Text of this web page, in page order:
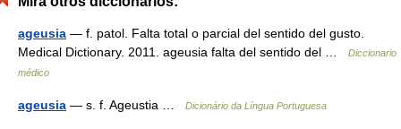
ageusia — f. patol. Falta total o parcial del sentido del gusto.
Medical Dictionary. 2011. ageusia falta del sentido del …
Diccionario
médico
ageusia — s. f. Ageustia … Dicionário da Língua Portuguesa